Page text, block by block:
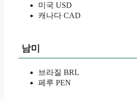
미국 USD
캐나다 CAD
남미
브라질 BRL
페루 PEN